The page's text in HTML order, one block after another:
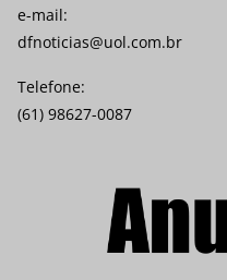
e-mail:
dfnoticias@uol.com.br
Telefone:
(61) 98627-0087